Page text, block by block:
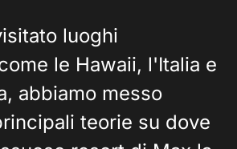
luoghi
le Hawaii, l'Italia e
abbiamo messo
teorie su dove